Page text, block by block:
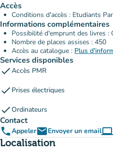
Accès
Conditions d'accès : Etudiants
Informations complémentaires
Possibilité d'emprunt des livres :
Nombre de places assises : 450
Accès au catalogue : Plus
Services disponibles
checkAccès PMR
check Prises électriques
checkOrdinateurs
Contact
phoneAppeleremailEnvoyer un emailcomputer
Localisation